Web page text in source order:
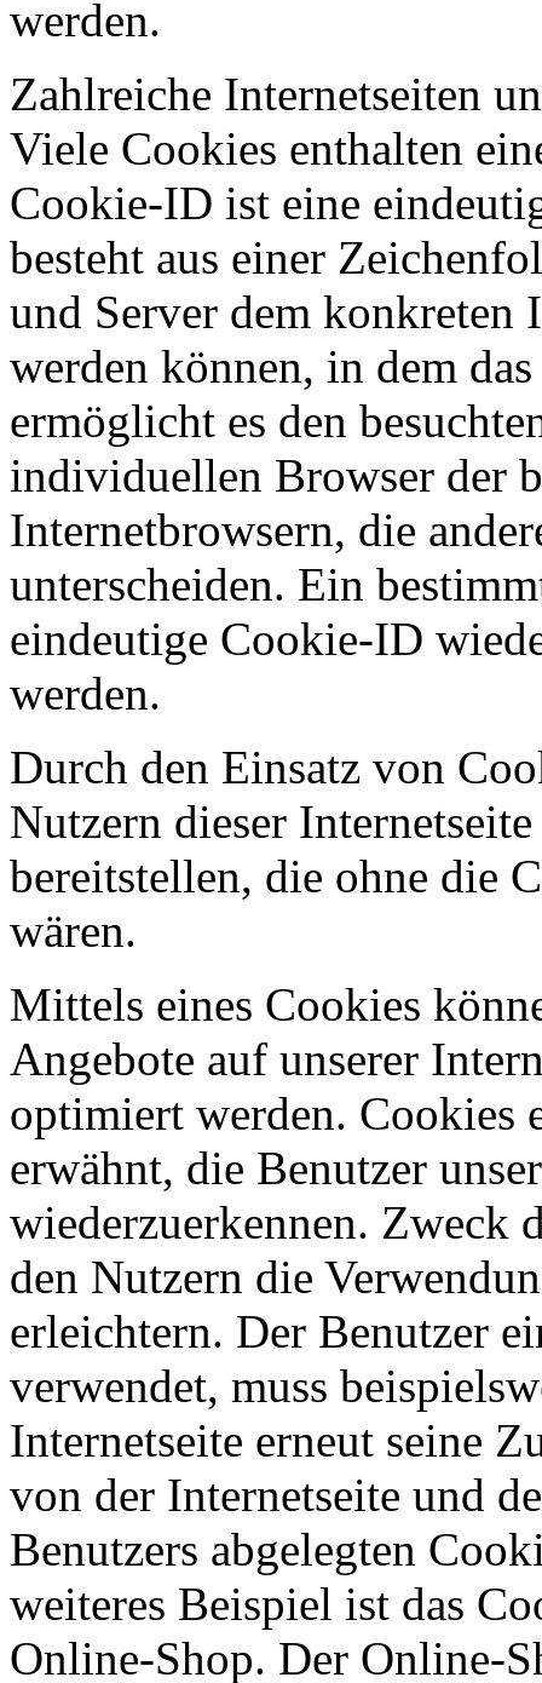
werden.
Zahlreiche Internetseiten
Viele Cookies enthalten
Cookie-ID ist eine
besteht aus einer
und Server dem konkreten
werden können, in dem
ermöglicht es den
individuellen Browser der
Internetbrowsern, die
unterscheiden. Ein
eindeutige Cookie-ID
werden.
Durch den Einsatz von
Nutzern dieser
bereitstellen, die ohne die
wären.
Mittels eines Cookies
Angebote auf unserer
optimiert werden. Cookies
erwähnt, die Benutzer
wiederzuerkennen. Zweck
den Nutzern die
erleichtern. Der Benutzer
verwendet, muss
Internetseite erneut seine
von der Internetseite und
Benutzers abgelegten
weiteres Beispiel ist das
Online-Shop. Der Online-